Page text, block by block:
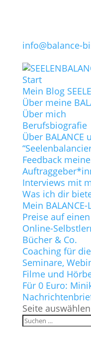
info@balance-
Start
Mein Blog
Über meine
Über mich
Berufsbiografie
Über BALANCE
Feedback
Interviews mit
Was ich dir
Mein
Preise auf
Online-
Bücher & Co.
Coaching für
Seminare,
Filme und
Für 0 Euro:
Seite auswählen